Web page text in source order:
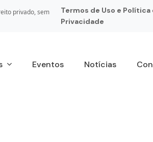
privado, sem
Termos de Uso e Política
Privacidade
Eventos Notícias